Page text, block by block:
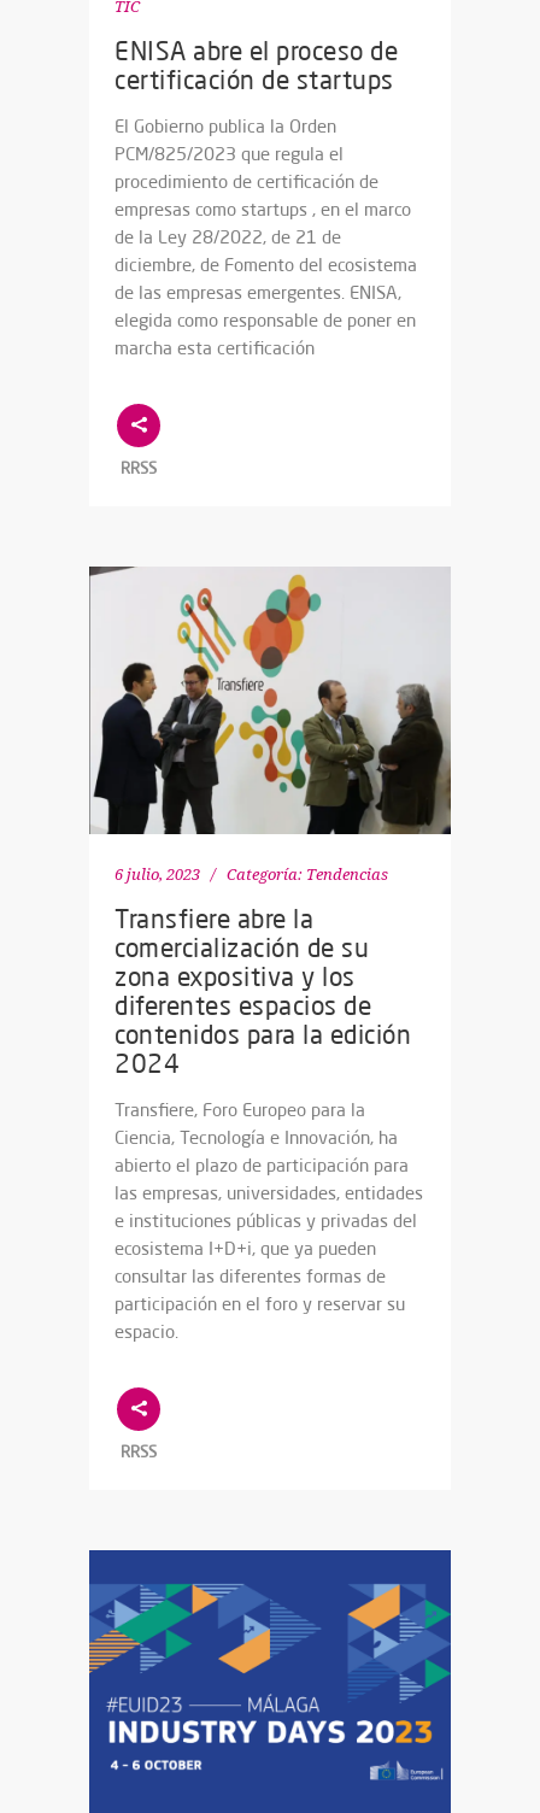
TIC
ENISA abre el proceso de
certificación de startups
El Gobierno publica la Orden
PCM/825/2023 que regula el
procedimiento de certificación de
empresas como startups , en el marco
de la Ley 28/2022, de 21 de
diciembre, de Fomento del ecosistema
de las empresas emergentes. ENISA,
elegida como responsable de poner en
marcha esta certificación
RRSS
6 julio, 2023 Categoría: Tendencias
Transfiere abre la
comercialización de su
zona expositiva y los
diferentes espacios de
contenidos para la edición
2024
Transfiere, Foro Europeo para la
Ciencia, Tecnología e Innovación, ha
abierto el plazo de participación para
las empresas, universidades, entidades
e instituciones públicas y privadas del
ecosistema I+D+i, que ya pueden
consultar las diferentes formas de
participación en el foro y reservar su
espacio.
RRSS